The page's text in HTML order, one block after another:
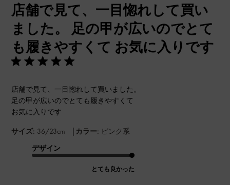
店舗で見て、一目惚れして買い
ました。 足の甲が広いのでとて
も履きやすくて お気に入りです
店舗で見て、一目惚れして買いました。
足の甲が広いのでとても履きやすくて
お気に入りです
サイズ: 36/23cm | カラー: ピンク系
デザイン
とても良かった